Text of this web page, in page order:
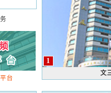
台
1
文